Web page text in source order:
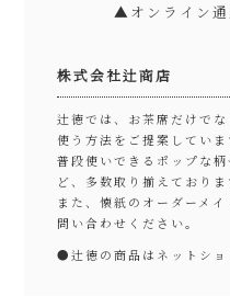
▲オンライン通
株式会社辻商店
辻徳では、お茶席だけで
使う方法をご提案していま
普段使いできるポップな
ど、多数取り揃えておりま
また、懐紙のオーダーメ
問い合わせください。
●辻徳の商品はネットシ